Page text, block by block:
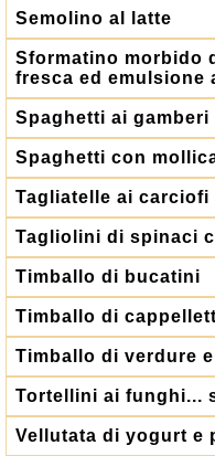
Semolino al latte
Sformatino morbido
fresca ed emulsione
Spaghetti ai gamberi
Spaghetti con
Tagliatelle ai
Tagliolini di spinaci
Timballo di bucatini
Timballo di
Timballo di verdure
Tortellini ai funghi...
Vellutata di yogurt e